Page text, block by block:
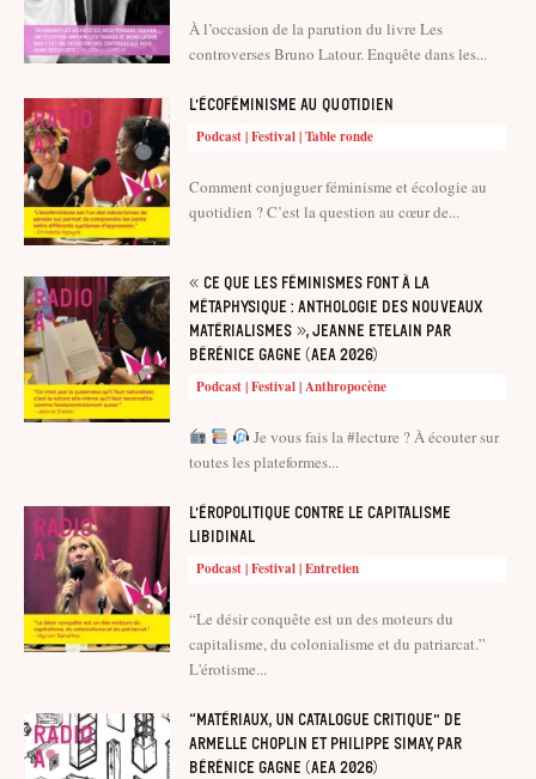
À l’occasion de la parution du livre Les
controverses Bruno Latour. Enquête dans les...
L’écoféminisme au quotidien
Podcast | Festival | Table ronde
Comment conjuguer féminisme et écologie au
quotidien ? C’est la question au cœur de...
« Ce que les féminismes font à la
métaphysique : anthologie des nouveaux
matérialismes », Jeanne Etelain par
Bérénice Gagne (AEA 2026)
Podcast | Festival | Anthropocène
Je vous fais la #lecture ? À écouter sur
toutes les plateformes...
L’éropolitique contre le capitalisme
libidinal
Podcast | Festival | Entretien
“Le désir conquête est un des moteurs du
capitalisme, du colonialisme et du patriarcat.”
L'érotisme...
“Matériaux, un catalogue critique” de
Armelle Choplin et Philippe Simay, par
Bérénice Gagne (AEA 2026)